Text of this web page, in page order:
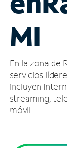
cuenta
Encuentra
tienda
MI
En la zona de
servicios
incluyen
streaming,
móvil.